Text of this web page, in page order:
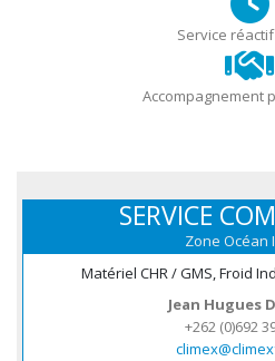
Service
Accompagnement
SERVICE
Zone Océan
Matériel CHR / GMS, Froid
Jean Hugues
+262 (0)692